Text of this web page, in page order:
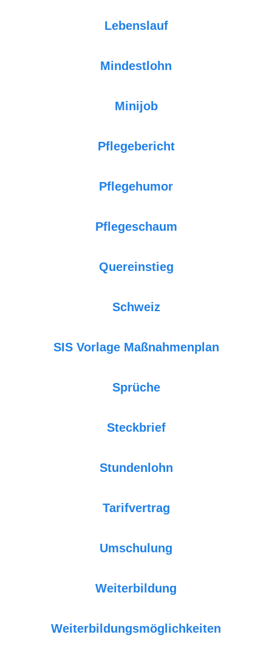
Lebenslauf
Mindestlohn
Minijob
Pflegebericht
Pflegehumor
Pflegeschaum
Quereinstieg
Schweiz
SIS Vorlage Maßnahmenplan
Sprüche
Steckbrief
Stundenlohn
Tarifvertrag
Umschulung
Weiterbildung
Weiterbildungsmöglichkeiten